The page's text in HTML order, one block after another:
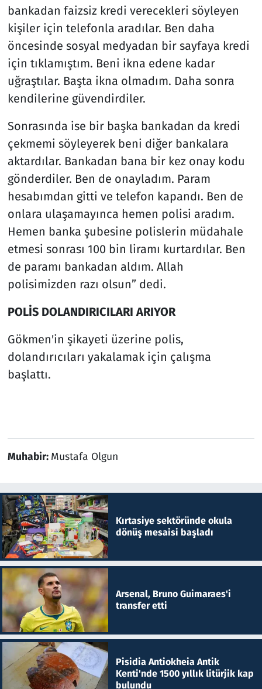
bankadan faizsiz kredi verecekleri söyleyen
kişiler için telefonla aradılar. Ben daha
öncesinde sosyal medyadan bir sayfaya kredi
için tıklamıştım. Beni ikna edene kadar
uğraştılar. Başta ikna olmadım. Daha sonra
kendilerine güvendirdiler.
Sonrasında ise bir başka bankadan da kredi
çekmemi söyleyerek beni diğer bankalara
aktardılar. Bankadan bana bir kez onay kodu
gönderdiler. Ben de onayladım. Param
hesabımdan gitti ve telefon kapandı. Ben de
onlara ulaşamayınca hemen polisi aradım.
Hemen banka şubesine polislerin müdahale
etmesi sonrası 100 bin liramı kurtardılar. Ben
de paramı bankadan aldım. Allah
polisimizden razı olsun” dedi.
POLİS DOLANDIRICILARI ARIYOR
Gökmen'in şikayeti üzerine polis,
dolandırıcıları yakalamak için çalışma
başlattı.
Muhabir: Mustafa Olgun
Kırtasiye sektöründe okula
dönüş mesaisi başladı
Arsenal, Bruno Guimaraes'i
transfer etti
Pisidia Antiokheia Antik
Kenti'nde 1500 yıllık litürjik kap
bulundu